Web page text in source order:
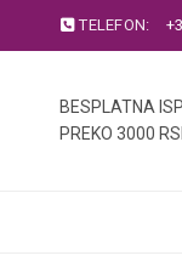
TELEFON:
BESPLATNA
PREKO 3000